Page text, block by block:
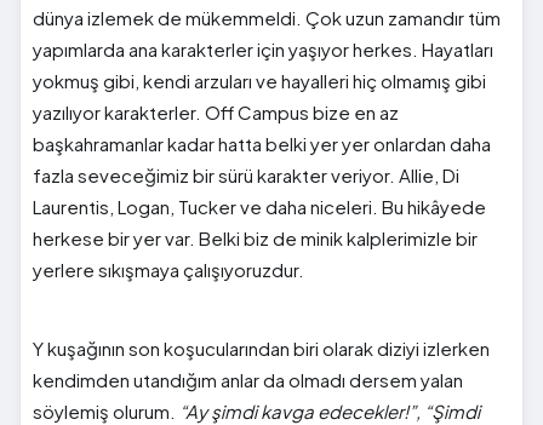
dünya izlemek de mükemmeldi. Çok uzun zamandır tüm
yapımlarda ana karakterler için yaşıyor herkes. Hayatları
yokmuş gibi, kendi arzuları ve hayalleri hiç olmamış gibi
yazılıyor karakterler. Off Campus bize en az
başkahramanlar kadar hatta belki yer yer onlardan daha
fazla seveceğimiz bir sürü karakter veriyor. Allie, Di
Laurentis, Logan, Tucker ve daha niceleri. Bu hikâyede
herkese bir yer var. Belki biz de minik kalplerimizle bir
yerlere sıkışmaya çalışıyoruzdur.
Y kuşağının son koşucularından biri olarak diziyi izlerken
kendimden utandığım anlar da olmadı dersem yalan
söylemiş olurum.
“Ay şimdi kavga edecekler!”, “Şimdi